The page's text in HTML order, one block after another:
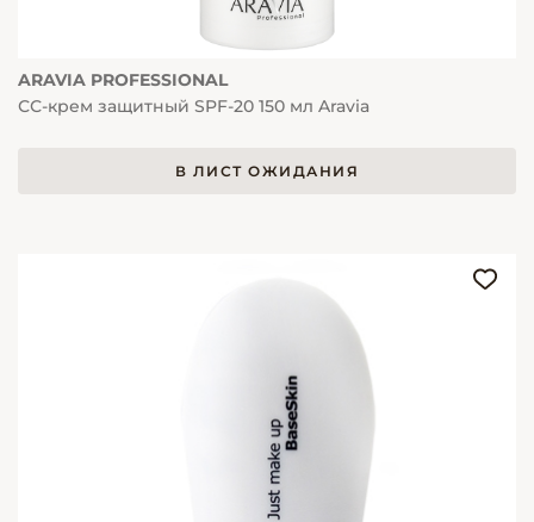
ARAVIA PROFESSIONAL
СС-крем защитный SPF-20 150 мл Aravia
В ЛИСТ ОЖИДАНИЯ